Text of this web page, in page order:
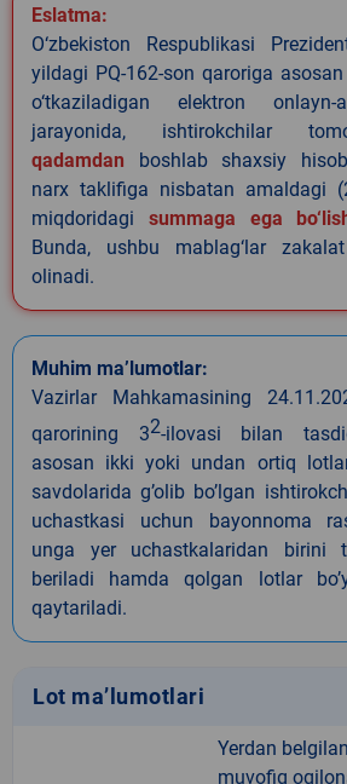
Eslatma:
O‘zbekiston Respublikasi
yildagi PQ-162-son qaroriga
o‘tkaziladigan elektron onlayn-
jarayonida, ishtirokchilar
qadamdan boshlab shaxsiy
narx taklifiga nisbatan amaldagi
miqdoridagi summaga ega
Bunda, ushbu mablag‘lar
olinadi.
Muhim ma’lumotlar:
Vazirlar Mahkamasining
qarorining 32-ilovasi bilan
asosan ikki yoki undan ortiq
savdolarida g’olib bo’lgan
uchastkasi uchun bayonnoma
unga yer uchastkalaridan birini
beriladi hamda qolgan lotlar
qaytariladi.
Lot ma’lumotlari
Yerdan
muvofiq